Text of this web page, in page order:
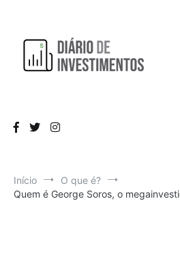
conteúdo
Início
O que é?
Quem é George Soros, o